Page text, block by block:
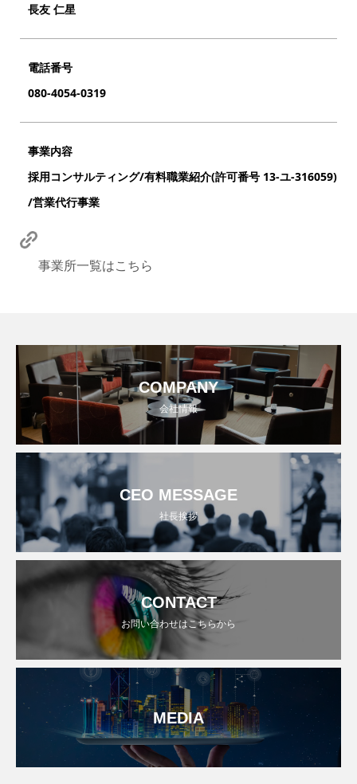
長友 仁星
電話番号
080-4054-0319
事業内容
採用コンサルティング/有料職業紹介(許可番号 13-ユ-316059)
/営業代行事業
事業所一覧はこちら
COMPANY
会社情報
CEO MESSAGE
社長挨拶
CONTACT
お問い合わせはこちらから
MEDIA